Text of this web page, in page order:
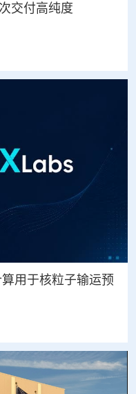
交付高纯度
用于核粒子输运预